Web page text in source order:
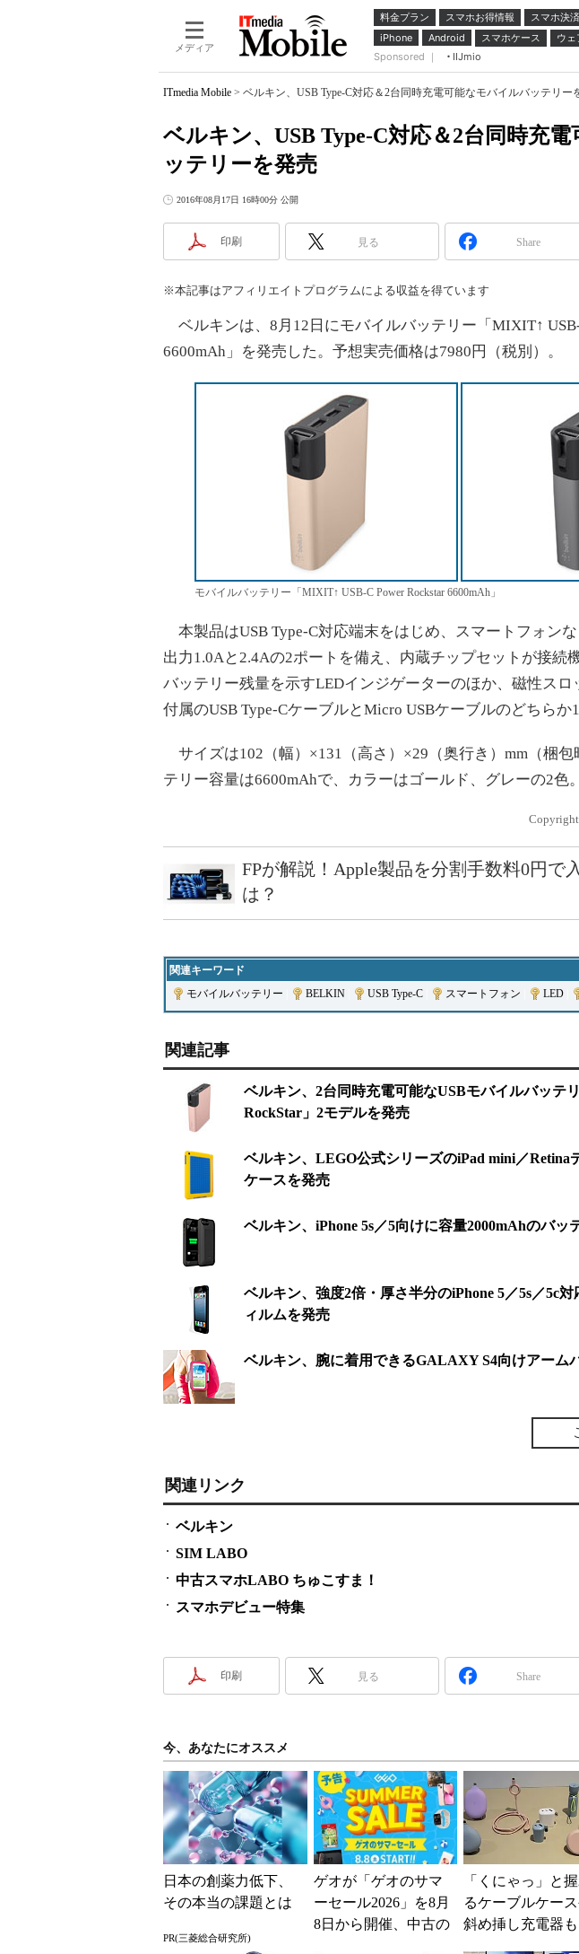
メディア
料金プラン スマホお得情報 スマホ決済
iPhone
Android スマホケース ウ
Sponsored ｜
IIJmio
ITmedia Mobile > ベルキン、USB Type-C対応＆2台同時充電可能なモバイルバッテリー
ベルキン、USB Type-C対応＆2台同時充
ッテリーを発売
2016年08月17日 16時00分 公開
印刷 見る Share
※本記事はアフィリエイトプログラムによる収益を得ています
ベルキンは、8月12日にモバイルバッテリー「MIXIT↑ USB-
6600mAh」を発売した。予想実売価格は7980円（税別）。
モバイルバッテリー「MIXIT↑ USB-C Power Rockstar 6600mAh」
本製品はUSB Type-C対応端末をはじめ、スマートフォンな
出力1.0Aと2.4Aの2ポートを備え、内蔵チップセットが接続
バッテリー残量を示すLEDインジゲーターのほか、磁性スロ
付属のUSB Type-CケーブルとMicro USBケーブルのどちらか
サイズは102（幅）×131（高さ）×29（奥行き）mm（梱包
テリー容量は6600mAhで、カラーはゴールド、グレーの2色。
FPが解説！Apple製品を分割手数料0円で
は？
関連キーワード
モバイルバッテリー
BELKIN USB Type-C スマートフォン LED
関連記事
ベルキン、2台同時充電可能なUSBモバイルバッテ
RockStar」2モデルを発売
ベルキン、LEGO公式シリーズのiPad mini／Retina
ケースを発売
ベルキン、iPhone 5s／5向けに容量2000mAhのバッ
ベルキン、強度2倍・厚さ半分のiPhone 5／5s／5c
ィルムを発売
ベルキン、腕に着用できるGALAXY S4向けアーム
関連リンク
ベルキン
SIM LABO
中古スマホLABO ちゅこすま！
スマホデビュー特集
印刷 見る Share
今、あなたにオススメ
日本の創薬力低下、
その本当の課題とは
PR(三菱総合研究所)
ゲオが「ゲオのサマ
ーセール2026」を8月
8日から開催、中古の
「くにゃっ」と
るケーブルケー
斜め挿し充電器